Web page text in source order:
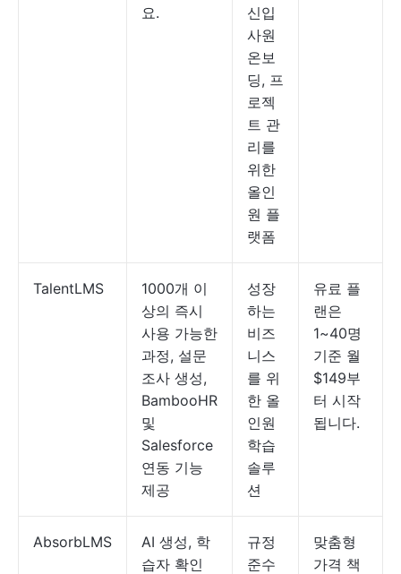
요.
신입
사원
온보
딩, 프
로젝
트 관
리를
위한
올인
원 플
랫폼
TalentLMS
1000개 이
상의 즉시
사용 가능한
과정, 설문
조사 생성,
BambooHR
및
Salesforce
연동 기능
제공
성장
하는
비즈
니스
를 위
한 올
인원
학습
솔루
션
유료 플
랜은
1~40명
기준 월
$149부
터 시작
됩니다.
AbsorbLMS
AI 생성, 학
습자 확인
규정
준수
맞춤형
가격 책